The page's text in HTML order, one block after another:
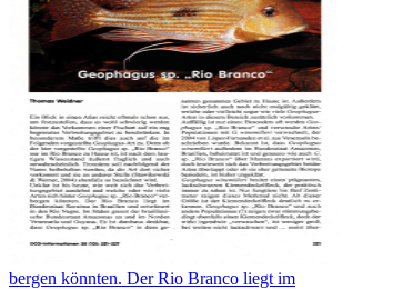
bergen könnten. Der Rio Branco liegt im